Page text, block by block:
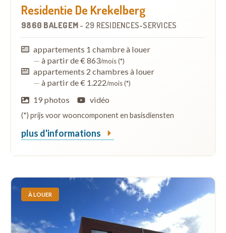
Residentie De Krekelberg
9860 BALEGEM - 29 RÉSIDENCES-SERVICES
appartements 1 chambre à louer
— à partir de € 863/mois (*)
appartements 2 chambres à louer
— à partir de € 1.222/mois (*)
19 photos vidéo
(*) prijs voor wooncomponent en basisdiensten
plus d'informations
À LOUER